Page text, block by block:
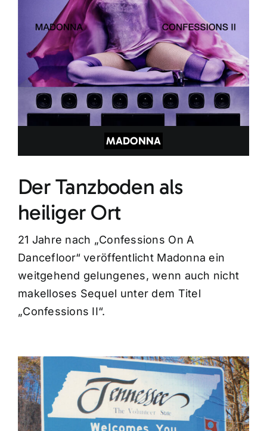
MADONNA
Der Tanzboden als
heiliger Ort
21 Jahre nach „Confessions On A
Dancefloor“ veröffentlicht Madonna ein
weitgehend gelungenes, wenn auch nicht
makelloses Sequel unter dem Titel
„Confessions II“.